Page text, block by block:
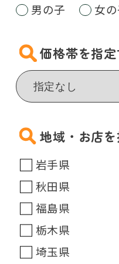
男の子 女
価格帯を指定
地域・お店
岩手県
秋田県
福島県
栃木県
埼玉県